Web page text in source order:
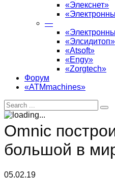
«Элекснет»
—
«Элсидитоп»
«Atsoft»
«Engy»
«Zorgtech»
Форум
«ATMmachines»
Omnic
большой в
05.02.19